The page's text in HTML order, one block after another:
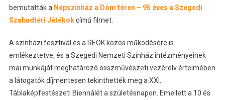
bemutatták a Népszínház a Dóm téren – 95 éves a Szegedi
Szabadtéri Játékokcímű filmet.
A színházi fesztivál és a REÖK közös működésére is
emlékeztetve, és a Szegedi Nemzeti Színház intézményeinek
mai munkáját meghatározó összművészeti vezérelv értelmében
a látogatók díjmentesen tekinthették meg a XXI.
Táblaképfestészeti Biennálét a születésnapon. Emellett a 10 és